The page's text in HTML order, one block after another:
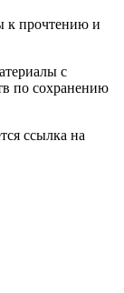
к прочтению и
с
по сохранению
ссылка на